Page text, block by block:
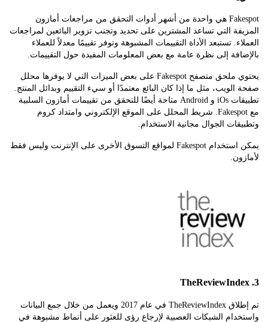
Fakespot هي واحدة من أشهر أدوات التحقق من مراجعات أمازون
التي تساعد المشترين على تحديد وتجنب تزوير البائعين لمراجعات
تستبعد الأداة التقييمات المشبوهة وتوفر تقييمًا معدلاً للعملاء
إلى نظرة عامة مع بعض المعلومات المفيدة حول التقييمات.
يحتوي ملحق متصفح Fakespot على بعض الميزات التي لا يوفرها محلل
مثل ما إذا كان البائع معتمدًا أو سيء التقييم وبدائل المنتج.
تطبيقات iOs و Android متاحة أيضًا للتحقق من تقييمات أمازون السلبية
مع Fakespot. شريط المحلل على الموقع الإلكتروني وامتداد كروم
الجوال مجانية الاستخدام.
يمكن استخدام Fakespot لمواقع التسوق الأخرى على الإنترنت وليس فقط
تم إطلاق TheReviewIndex في عام 2017 ويعمل من خلال جمع البيانات
الشبكات العصبية لإرجاع رؤى للعثور على أنماط مشبوهة في